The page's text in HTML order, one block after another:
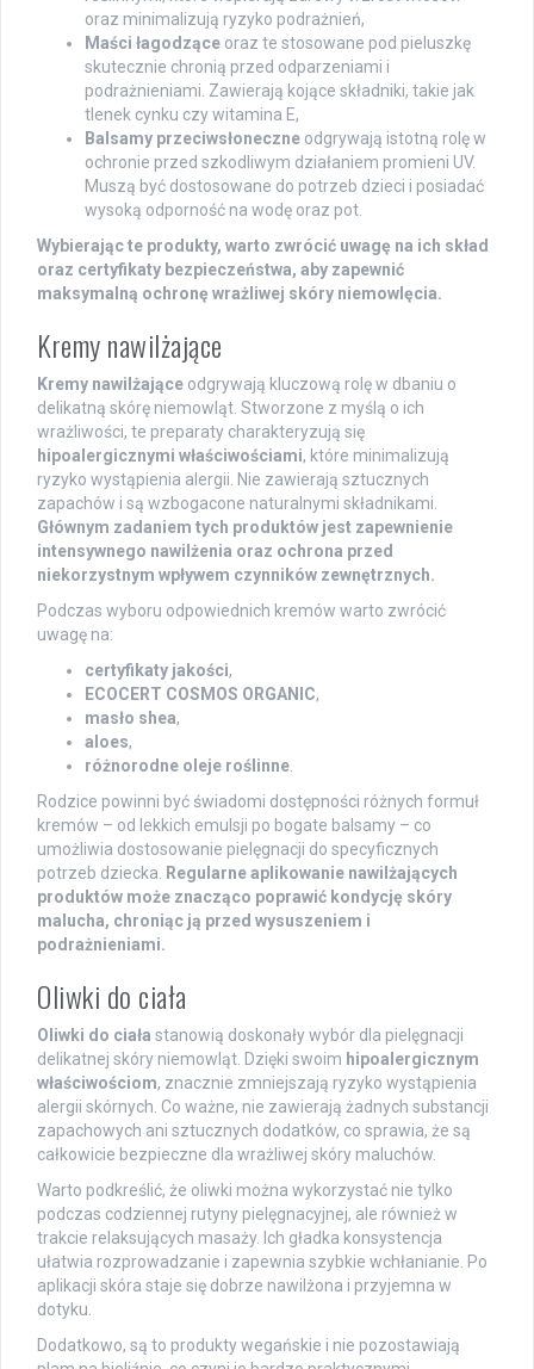
oraz minimalizują ryzyko podrażnień,
Maści łagodzące oraz te stosowane pod pieluszkę
skutecznie chronią przed odparzeniami i
podrażnieniami. Zawierają kojące składniki, takie jak
tlenek cynku czy witamina E,
Balsamy przeciwsłoneczne odgrywają istotną rolę w
ochronie przed szkodliwym działaniem promieni UV.
Muszą być dostosowane do potrzeb dzieci i posiadać
wysoką odporność na wodę oraz pot.
Wybierając te produkty, warto zwrócić uwagę na ich skład
oraz certyfikaty bezpieczeństwa, aby zapewnić
maksymalną ochronę wrażliwej skóry niemowlęcia.
Kremy nawilżające
Kremy nawilżające odgrywają kluczową rolę w dbaniu o
delikatną skórę niemowląt. Stworzone z myślą o ich
wrażliwości, te preparaty charakteryzują się
hipoalergicznymi właściwościami, które minimalizują
ryzyko wystąpienia alergii. Nie zawierają sztucznych
zapachów i są wzbogacone naturalnymi składnikami.
Głównym zadaniem tych produktów jest zapewnienie
intensywnego nawilżenia oraz ochrona przed
niekorzystnym wpływem czynników zewnętrznych.
Podczas wyboru odpowiednich kremów warto zwrócić
uwagę na:
certyfikaty jakości,
ECOCERT COSMOS ORGANIC,
masło shea,
aloes,
różnorodne oleje roślinne.
Rodzice powinni być świadomi dostępności różnych formuł
kremów – od lekkich emulsji po bogate balsamy – co
umożliwia dostosowanie pielęgnacji do specyficznych
potrzeb dziecka. Regularne aplikowanie nawilżających
produktów może znacząco poprawić kondycję skóry
malucha, chroniąc ją przed wysuszeniem i
podrażnieniami.
Oliwki do ciała
Oliwki do ciała stanowią doskonały wybór dla pielęgnacji
delikatnej skóry niemowląt. Dzięki swoim hipoalergicznym
właściwościom, znacznie zmniejszają ryzyko wystąpienia
alergii skórnych. Co ważne, nie zawierają żadnych substancji
zapachowych ani sztucznych dodatków, co sprawia, że są
całkowicie bezpieczne dla wrażliwej skóry maluchów.
Warto podkreślić, że oliwki można wykorzystać nie tylko
podczas codziennej rutyny pielęgnacyjnej, ale również w
trakcie relaksujących masaży. Ich gładka konsystencja
ułatwia rozprowadzanie i zapewnia szybkie wchłanianie. Po
aplikacji skóra staje się dobrze nawilżona i przyjemna w
dotyku.
Dodatkowo, są to produkty wegańskie i nie pozostawiają